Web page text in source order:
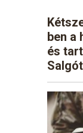
ben a
és